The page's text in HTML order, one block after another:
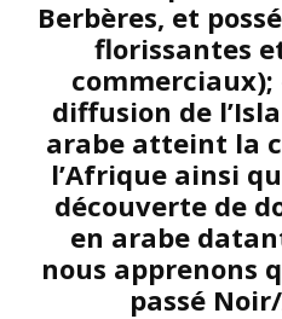
Berbères, et
florissantes
commerciaux);
diffusion de
arabe atteint la
l’Afrique ainsi
découverte de
en arabe
nous apprenons
passé